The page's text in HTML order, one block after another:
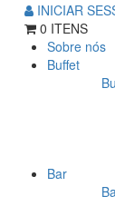
INICIAR
0 ITENS
Sobre nós
Buffet
Bar